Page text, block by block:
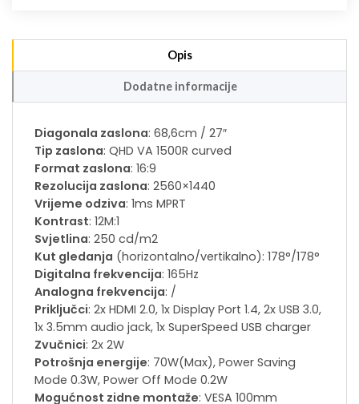
Opis
Dodatne informacije
Diagonala zaslona: 68,6cm / 27″
Tip zaslona: QHD VA 1500R curved
Format zaslona: 16:9
Rezolucija zaslona: 2560×1440
Vrijeme odziva: 1ms MPRT
Kontrast: 12M:1
Svjetlina: 250 cd/m2
Kut gledanja (horizontalno/vertikalno): 178°/178°
Digitalna frekvencija: 165Hz
Analogna frekvencija: /
Priključci: 2x HDMI 2.0, 1x Display Port 1.4, 2x USB 3.0,
1x 3.5mm audio jack, 1x SuperSpeed USB charger
Zvučnici: 2x 2W
Potrošnja energije: 70W(Max), Power Saving
Mode 0.3W, Power Off Mode 0.2W
Mogućnost zidne montaže: VESA 100mm